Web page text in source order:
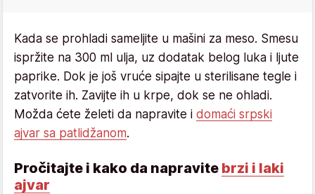
Kada se prohladi sameljite u mašini za meso. Smesu
ispržite na 300 ml ulja, uz dodatak belog luka i ljute
paprike. Dok je još vruće sipajte u sterilisane tegle i
zatvorite ih. Zavijte ih u krpe, dok se ne ohladi.
Možda ćete želeti da napravite i domaći srpski
ajvar sa patlidžanom.
Pročitajte i kako da napravite brzi i laki
ajvar